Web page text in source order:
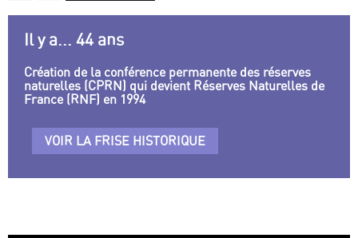
Il y a... 44 ans
Création de la conférence permanente des réserves
naturelles (CPRN) qui devient Réserves Naturelles de
France (RNF) en 1994
VOIR LA FRISE HISTORIQUE